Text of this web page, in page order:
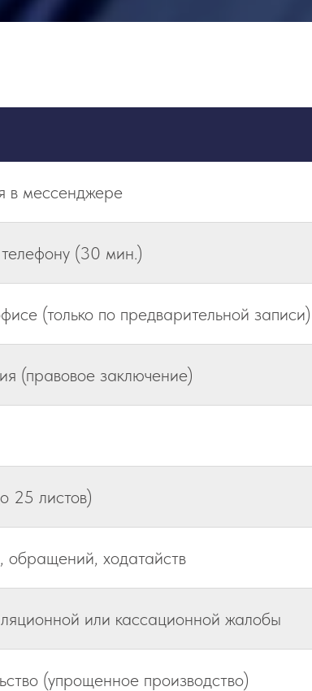
в мессенджере
(30 мин.)
(только по предварительной записи)
(правовое заключение)
25 листов)
обращений, ходатайств
или кассационной жалобы
(упрощенное производство)